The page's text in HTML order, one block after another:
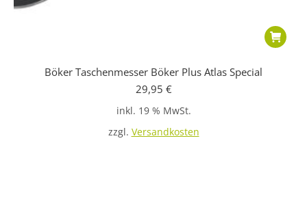
Böker Taschenmesser Böker Plus Atlas Special
29,95 €
inkl. 19 % MwSt.
zzgl. Versandkosten